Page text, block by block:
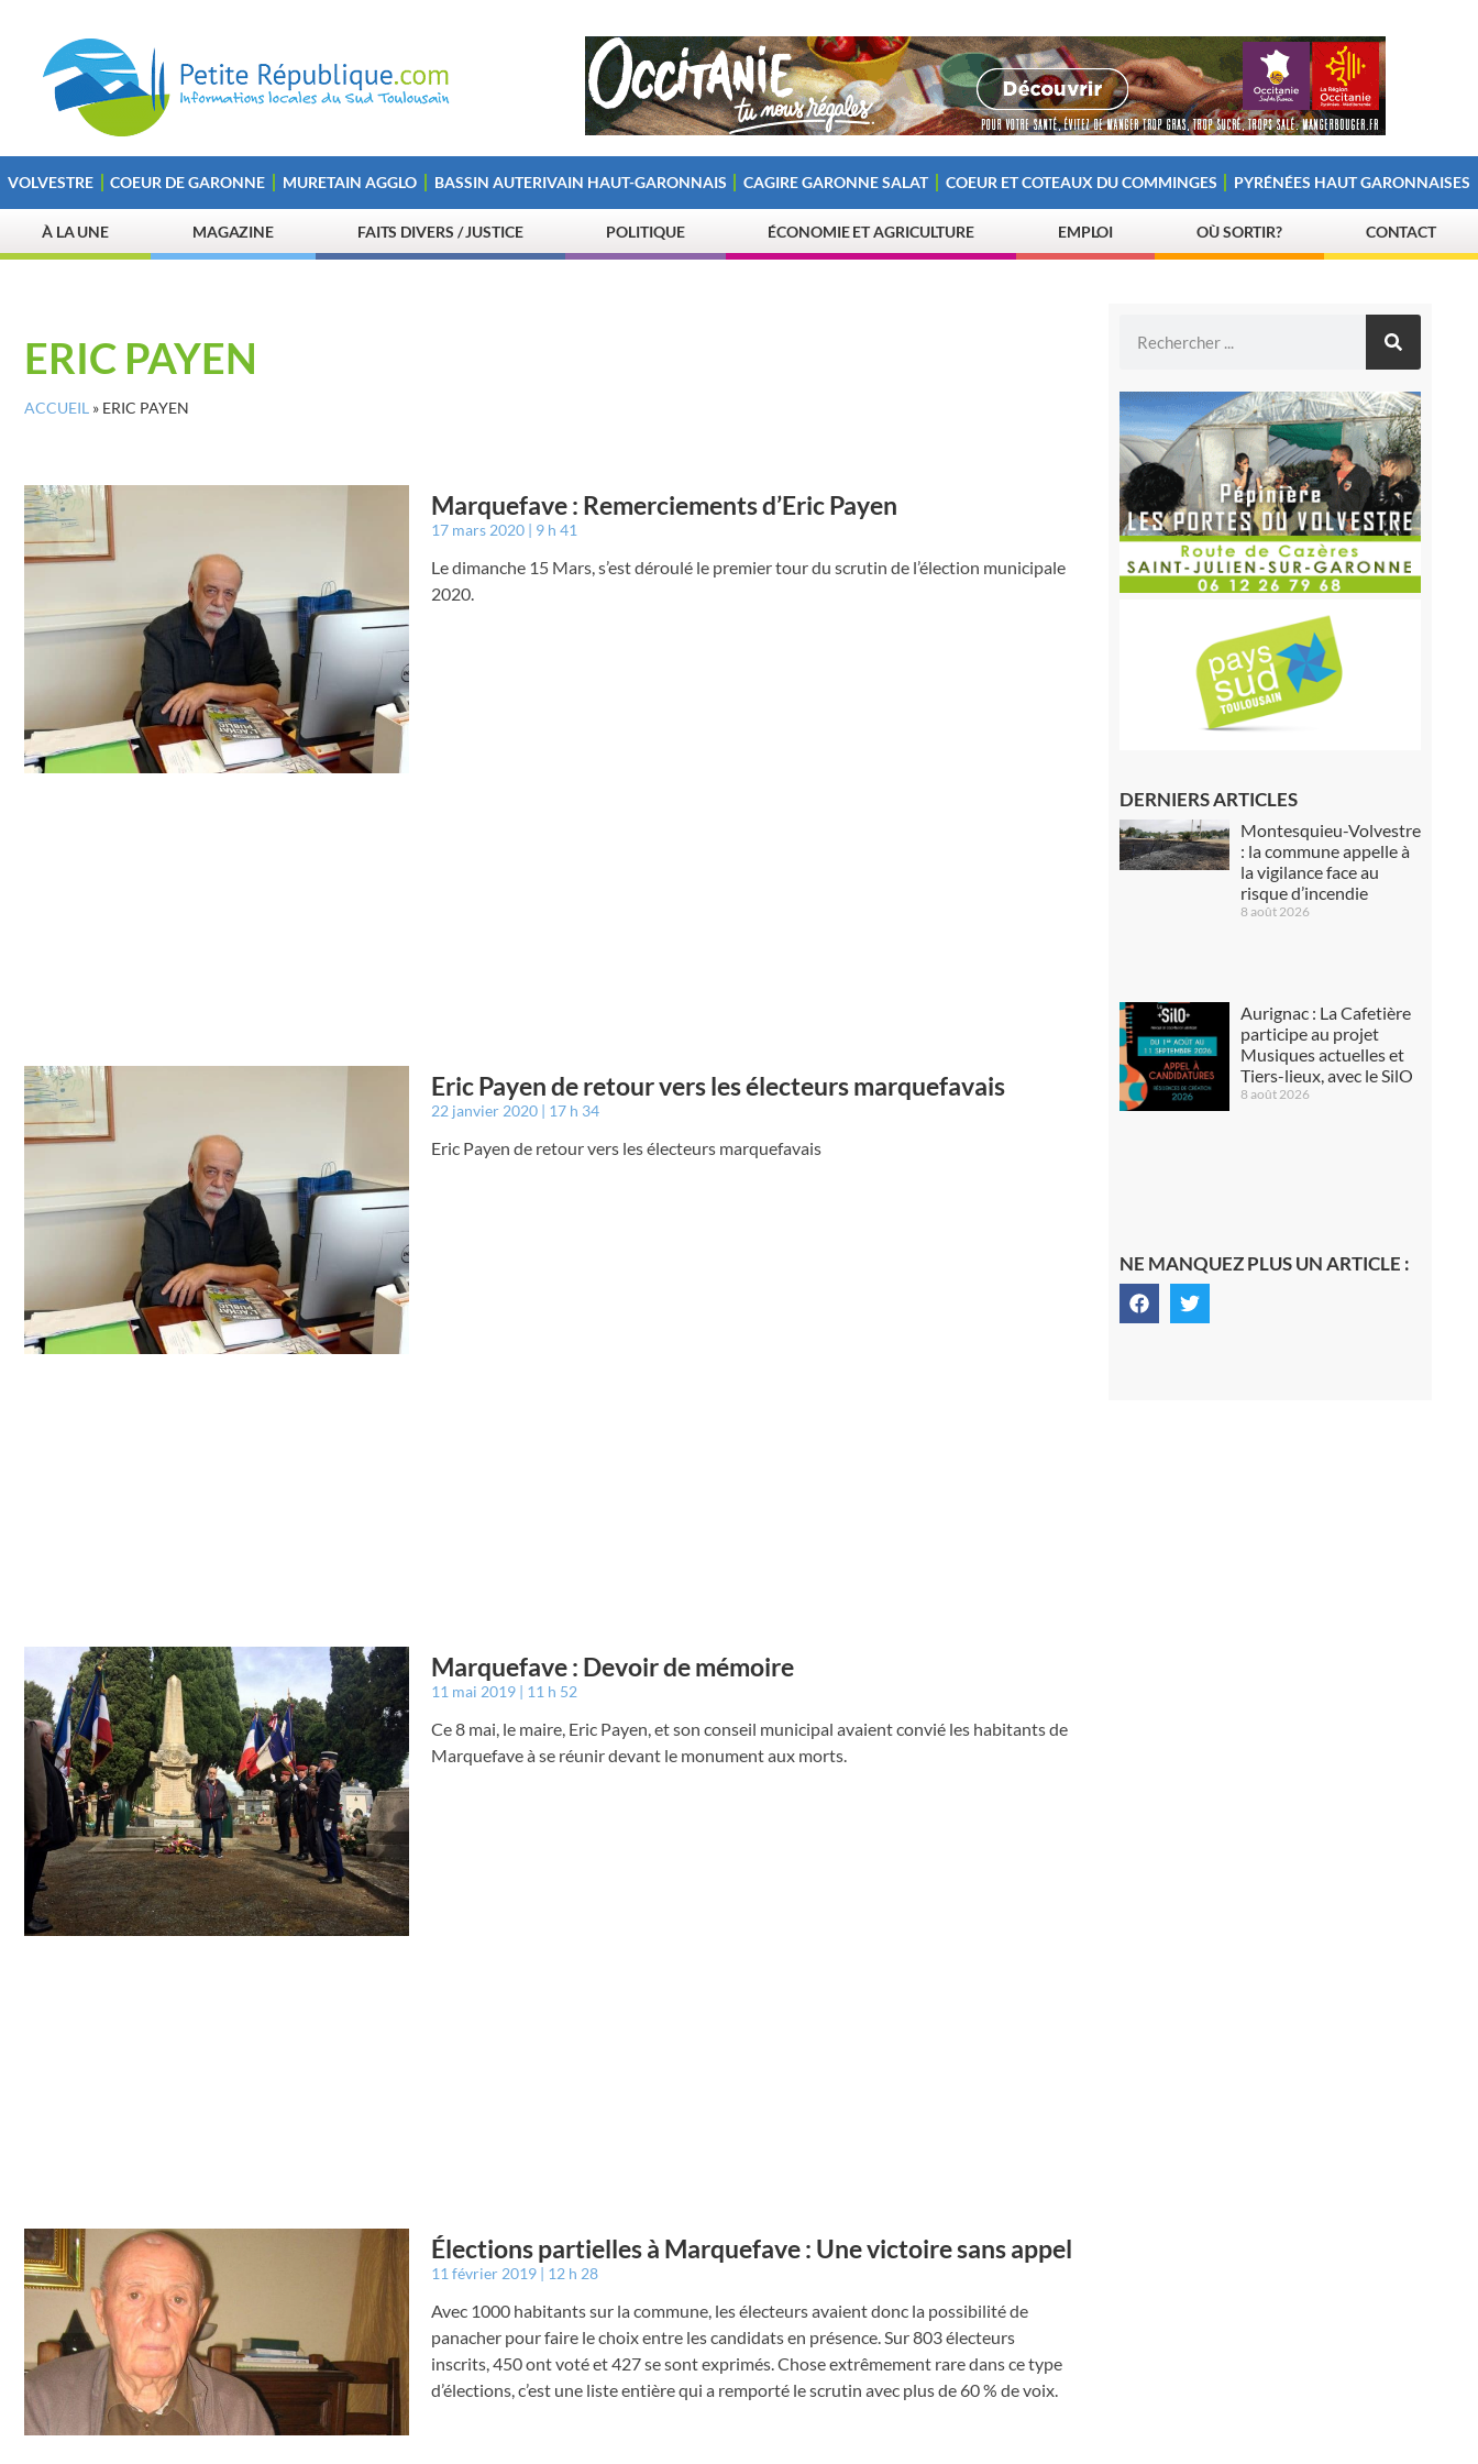
VOLVESTRE COEUR DE GARONNE MURETAIN AGGLO BASSIN AUTERIVAIN HAUT-GARONNAIS CAGIRE GARONNE SALAT COEUR ET COTEAUX DU COMMINGES PYRÉNÉES HAUT GARONNAISES
À LA UNE MAGAZINE FAITS DIVERS / JUSTICE POLITIQUE ÉCONOMIE ET AGRICULTURE EMPLOI OÙ SORTIR? CONTACT
ERIC PAYEN
ACCUEIL » ERIC PAYEN
Marquefave : Remerciements d’Eric Payen
17 mars 2020 9 h 41
Le dimanche 15 Mars, s’est déroulé le premier tour du scrutin de l’élection municipale
2020.
Eric Payen de retour vers les électeurs marquefavais
22 janvier 2020 17 h 34
Eric Payen de retour vers les électeurs marquefavais
Marquefave : Devoir de mémoire
11 mai 2019 11 h 52
Ce 8 mai, le maire, Eric Payen, et son conseil municipal avaient convié les habitants de
Marquefave à se réunir devant le monument aux morts.
Élections partielles à Marquefave : Une victoire sans appel
11 février 2019 12 h 28
Avec 1000 habitants sur la commune, les électeurs avaient donc la possibilité de
panacher pour faire le choix entre les candidats en présence. Sur 803 électeurs
inscrits, 450 ont voté et 427 se sont exprimés. Chose extrêmement rare dans ce type
d’élections, c’est une liste entière qui a remporté le scrutin avec plus de 60 % de voix.
DERNIERS ARTICLES
Montesquieu-Volvestre
: la commune appelle à
la vigilance face au
risque d’incendie
8 août 2026
Aurignac : La Cafetière
participe au projet
Musiques actuelles et
Tiers-lieux, avec le SilO
8 août 2026
NE MANQUEZ PLUS UN ARTICLE :